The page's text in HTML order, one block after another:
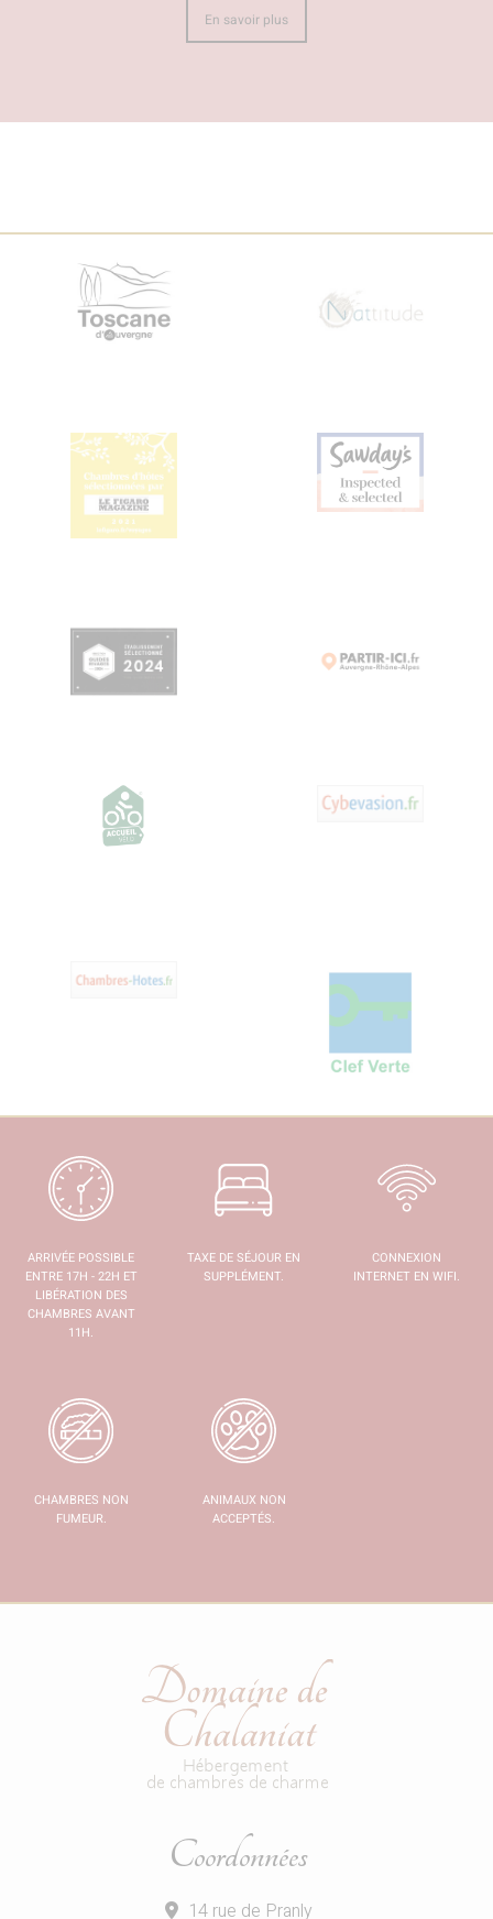
En savoir plus
ARRIVÉE POSSIBLE
ENTRE 17H - 22H ET
LIBÉRATION DES
CHAMBRES AVANT
11H.
TAXE DE SÉJOUR EN
SUPPLÉMENT.
CONNEXION
INTERNET EN WIFI.
CHAMBRES NON
FUMEUR.
ANIMAUX NON
ACCEPTÉS.
Coordonnées
14 rue de Pranly